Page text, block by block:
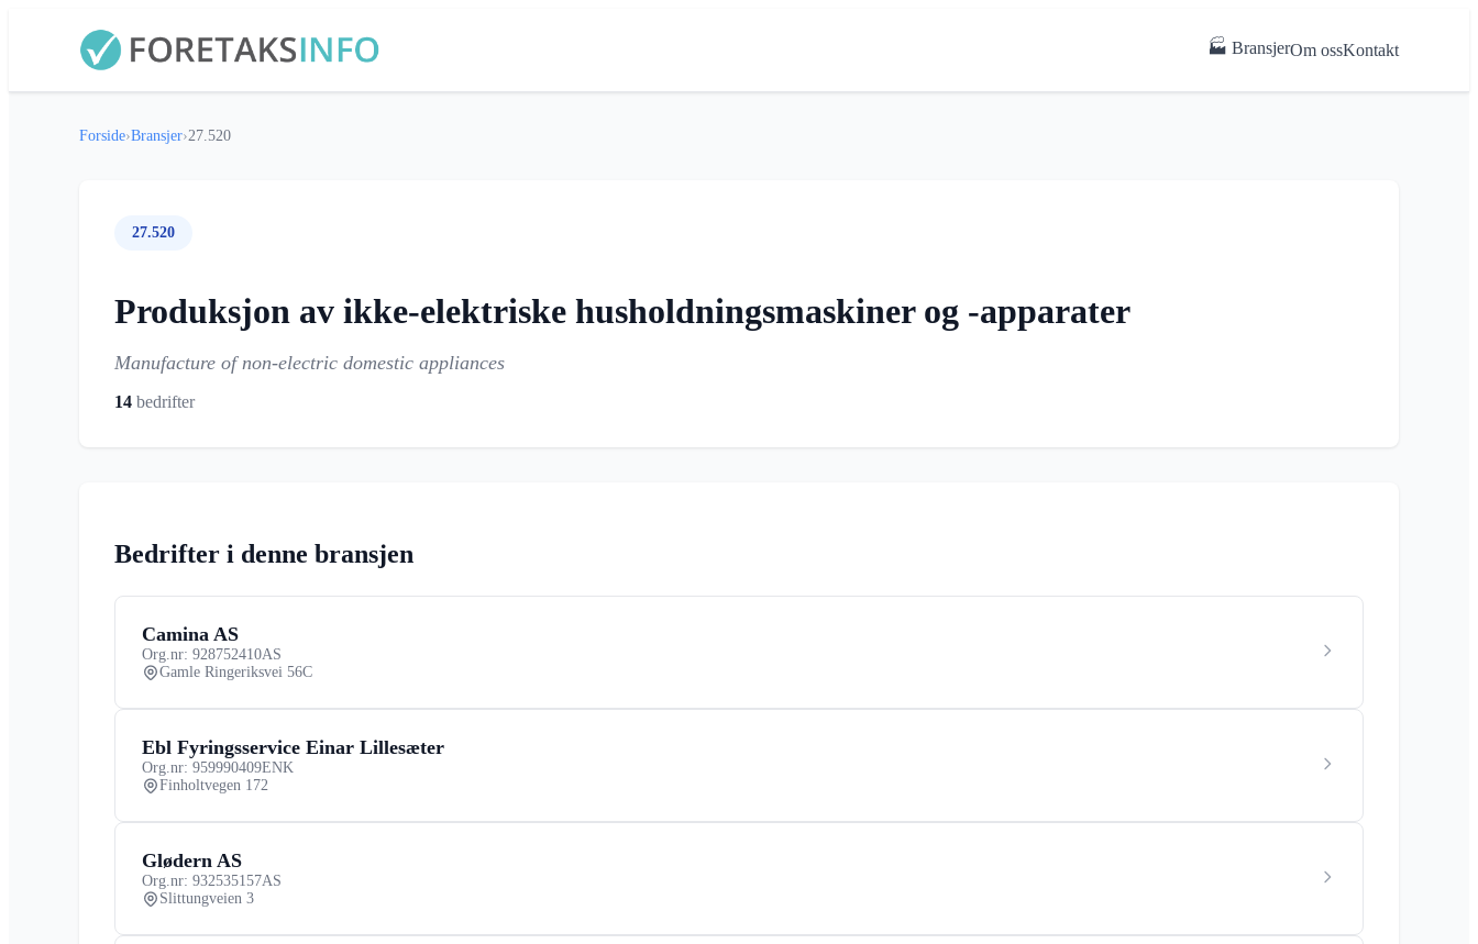
🏭 BransjerOm ossKontakt
Forside›Bransjer›27.520
27.520
Produksjon av ikke-elektriske husholdningsmaskiner og -apparater
Manufacture of non-electric domestic appliances
14 bedrifter
Bedrifter i denne bransjen
Camina AS
Org.nr: 928752410AS
Gamle Ringeriksvei 56C
Ebl Fyringsservice Einar Lillesæter
Org.nr: 959990409ENK
Finholtvegen 172
Glødern AS
Org.nr: 932535157AS
Slittungveien 3